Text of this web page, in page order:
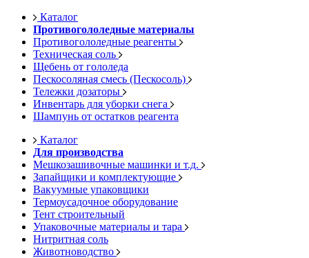
Каталог
Противогололедные материалы
Противогололедные реагенты
Техническая соль
Щебень от гололеда
Пескосоляная смесь (Пескосоль)
Тележки дозаторы
Инвентарь для уборки снега
Шампунь от остатков реагента
Каталог
Для производства
Мешкозашивочные машинки и т.д.
Запайщики и комплектующие
Вакуумные упаковщики
Термоусадочное оборудование
Тент строительный
Упаковочные материалы и тара
Нитритная соль
Животноводство